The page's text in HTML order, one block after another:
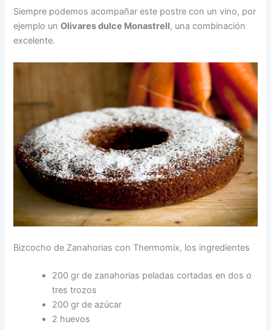
Siempre podemos acompañar este postre con un vino, por
ejemplo unOlivares dulce Monastrell, una combinación
excelente.
Bizcocho de Zanahorias con Thermomix, los ingredientes
200 gr de zanahorias peladas cortadas en dos o
tres trozos
200 gr de azúcar
2 huevos